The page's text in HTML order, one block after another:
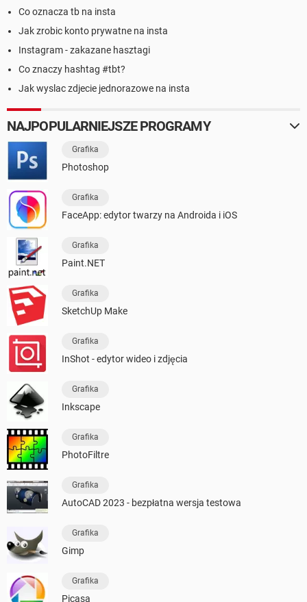
Co oznacza tb na insta
Jak zrobic konto prywatne na insta
Instagram - zakazane hasztagi
Co znaczy hashtag #tbt?
Jak wyslac zdjecie jednorazowe na insta
NAJPOPULARNIEJSZE PROGRAMY
Grafika
Photoshop
Grafika
FaceApp: edytor twarzy na Androida i iOS
Grafika
Paint.NET
Grafika
SketchUp Make
Grafika
InShot - edytor wideo i zdjęcia
Grafika
Inkscape
Grafika
PhotoFiltre
Grafika
AutoCAD 2023 - bezpłatna wersja testowa
Grafika
Gimp
Grafika
Picasa